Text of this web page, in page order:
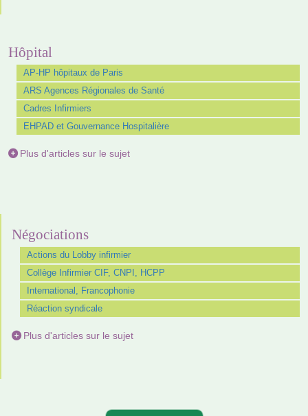
Hôpital
AP-HP hôpitaux de Paris
ARS Agences Régionales de Santé
Cadres Infirmiers
EHPAD et Gouvernance Hospitalière
Plus d'articles sur le sujet
Négociations
Actions du Lobby infirmier
Collège Infirmier CIF, CNPI, HCPP
International, Francophonie
Réaction syndicale
Plus d'articles sur le sujet